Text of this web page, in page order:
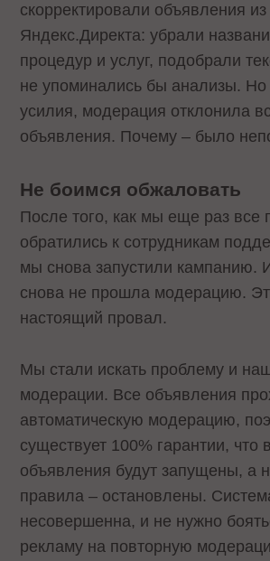
скорректировали объявления из
Яндекс.Директа: убрали
процедур и услуг, подобрали
не упоминались бы анализы. Но
усилия, модерация отклонила
объявления. Почему – было
Не боимся обжаловать
После того, как мы еще раз все
обратились к сотрудникам
мы снова запустили кампанию.
снова не прошла модерацию.
настоящий провал.
Мы стали искать проблему и
модерации. Все объявления
автоматическую модерацию,
существует 100% гарантии, что
объявления будут запущены, а
правила – остановлены.
несовершенна, и не нужно
рекламу на повторную